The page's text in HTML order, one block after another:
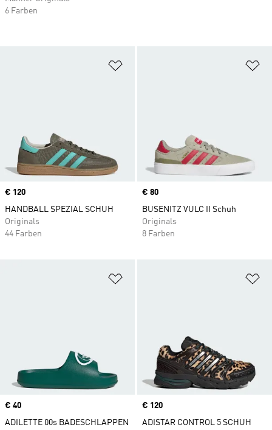
Price
€ 120
HANDBALL SPEZIAL SCHUH
Originals
44 Farben
Price
€ 80
BUSENITZ VULC II Schuh
Originals
8 Farben
Price
€ 40
ADILETTE 00s BADESCHLAPPEN
Price
€ 120
ADISTAR CONTROL 5 SCHUH
6 Farben